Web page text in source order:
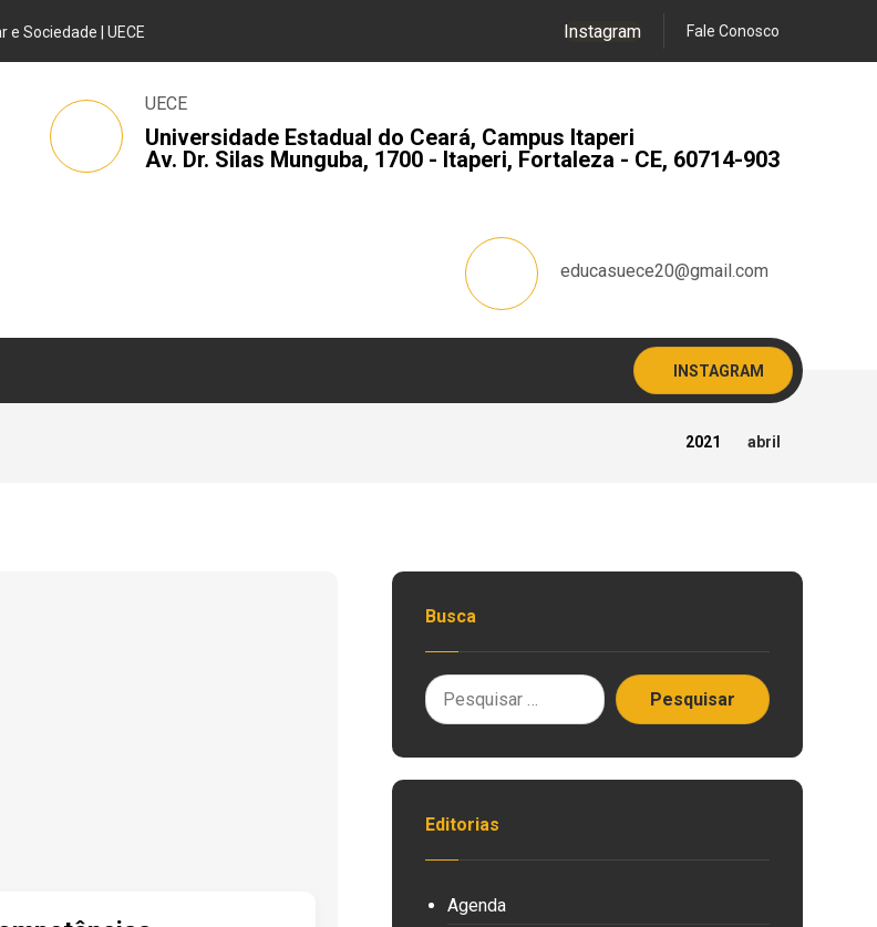
e Sociedade | UECE Fale Conosco
Instagram
UECE
Universidade Estadual do Ceará, Campus Itaperi
Av. Dr. Silas Munguba, 1700 - Itaperi, Fortaleza - CE, 60714-903
educasuece20@gmail.com
INSTAGRAM
2021 abril
Busca
Editorias
Agenda